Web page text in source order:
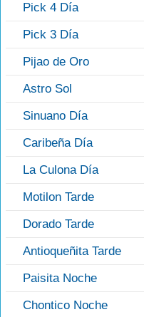
Pick 4 Día
Pick 3 Día
Pijao de Oro
Astro Sol
Sinuano Día
Caribeña Día
La Culona Día
Motilon Tarde
Dorado Tarde
Antioqueñita Tarde
Paisita Noche
Chontico Noche